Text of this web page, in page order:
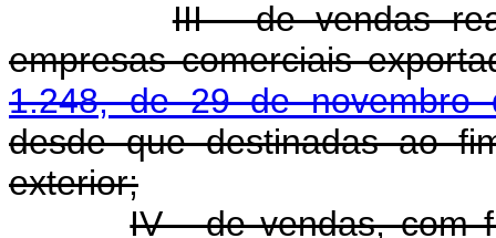
III - de vendas
empresas comerciais
1.248, de 29 de novembro
desde que destinadas ao
exterior;
IV - de vendas, com